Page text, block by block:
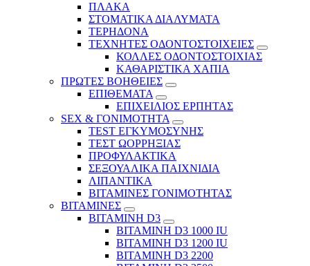
ΠΛΑΚΑ
ΣΤΟΜΑΤΙΚΑ ΔΙΑΛΥΜΑΤΑ
ΤΕΡΗΔΟΝΑ
ΤΕΧΝΗΤΕΣ ΟΔΟΝΤΟΣΤΟΙΧΕΙΕΣ
ΚΟΛΛΕΣ ΟΔΟΝΤΟΣΤΟΙΧΙΑΣ
ΚΑΘΑΡΙΣΤΙΚΑ ΧΑΠΙΑ
ΠΡΩΤΕΣ ΒΟΗΘΕΙΕΣ
ΕΠΙΘΕΜΑΤΑ
ΕΠΙΧΕΙΛΙΟΣ ΕΡΠΗΤΑΣ
SEX & ΓΟΝΙΜΟΤΗΤΑ
TEST ΕΓΚΥΜΟΣΥΝΗΣ
ΤΕΣΤ ΩΟΡΡΗΞΙΑΣ
ΠΡΟΦΥΛΑΚΤΙΚΑ
ΣΕΞΟΥΑΛΙΚΑ ΠΑΙΧΝΙΔΙΑ
ΛΙΠΑΝΤΙΚΑ
ΒΙΤΑΜΙΝΕΣ ΓΟΝΙΜΟΤΗΤΑΣ
ΒΙΤΑΜΙΝΕΣ
ΒΙΤΑΜΙΝΗ D3
ΒΙΤΑΜΙΝΗ D3 1000 IU
ΒΙΤΑΜΙΝΗ D3 1200 IU
ΒΙΤΑΜΙΝΗ D3 2200